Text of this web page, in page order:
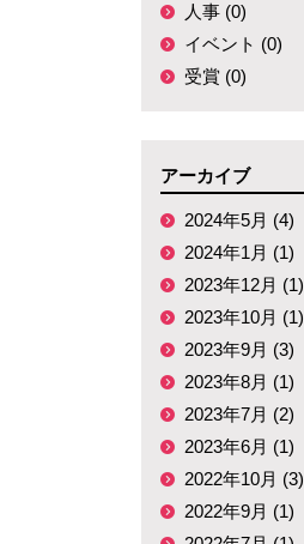
人事 (0)
イベント (0)
受賞 (0)
アーカイブ
2024年5月 (4)
2024年1月 (1)
2023年12月 (1)
2023年10月 (1)
2023年9月 (3)
2023年8月 (1)
2023年7月 (2)
2023年6月 (1)
2022年10月 (3)
2022年9月 (1)